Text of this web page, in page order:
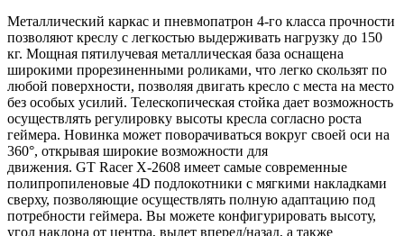
Металлический каркас и пневмопатрон 4-го класса прочности
позволяют креслу с легкостью выдерживать нагрузку до 150
кг. Мощная пятилучевая металлическая база оснащена
широкими прорезиненными роликами, что легко скользят по
любой поверхности, позволяя двигать кресло с места на место
без особых усилий. Телескопическая стойка дает возможность
осуществлять регулировку высоты кресла согласно роста
геймера. Новинка может поворачиваться вокруг своей оси на
360°, открывая широкие возможности для
движения. GT Racer X-2608 имеет самые современные
полипропиленовые 4D подлокотники с мягкими накладками
сверху, позволяющие осуществлять полную адаптацию под
потребности геймера. Вы можете конфигурировать высоту,
угол наклона от центра, вылет вперед/назад, а также